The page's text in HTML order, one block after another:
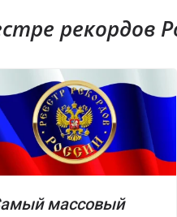
рекордов
массовый